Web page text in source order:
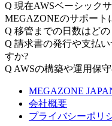
Q 現在AWSベーシック
MEGAZONEのサポート
Q 移管までの日数はど
Q 請求書の発行や支払
すか?
Q AWSの構築や運用保
MEGAZONE
会社概要
プライバシーポリ